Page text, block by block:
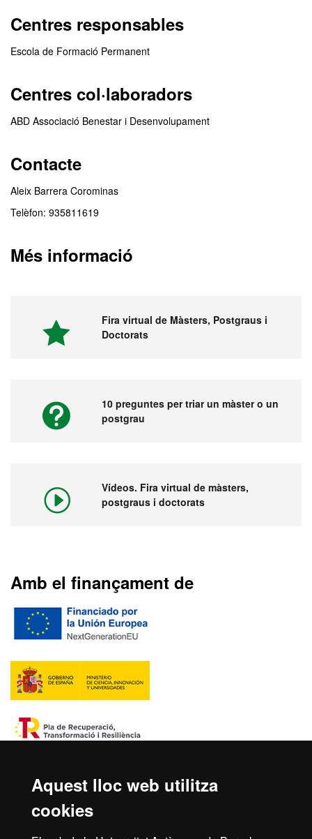
Aquest lloc web utilitza
cookies
Centres responsables
Escola de Formació Permanent
Centres col·laboradors
ABD Associació Benestar i Desenvolupament
Contacte
Aleix Barrera Corominas
Telèfon: 935811619
Més informació
Fira virtual de Màsters, Postgraus i
Doctorats
10 preguntes per triar un màster o un
postgrau
Vídeos. Fira virtual de màsters,
postgraus i doctorats
Amb el finançament de